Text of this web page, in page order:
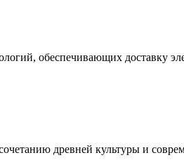
обеспечивающих доставку
древней культуры и